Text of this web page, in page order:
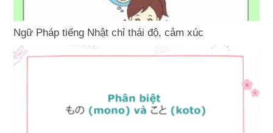
Ngữ Pháp tiếng Nhật chỉ thái độ, cảm xúc